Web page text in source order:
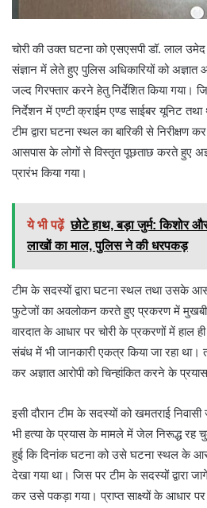
चोरी की उक्त घटना को एसएसपी डॉ. लाल
संज्ञान में लेते हुए पुलिस अधिकारियों को अज्ञात
जल्द गिरफ्तार करने हेतु निर्देशित किया गया।
निर्देशन में एण्टी क्राईम एण्ड साईबर यूनिट तथा
टीम द्वारा घटना स्थल का बारिकी से निरीक्षण
आसपास के लोगों से विस्तृत पूछताछ करते हुए
प्रारंभ किया गया।
ये भी पढ़ें छोटे हाथ, बड़ा जुर्म: किशोर
लाखों का माल, पुलिस ने की धरपकड़
टीम के सदस्यों द्वारा घटना स्थल तथा उसके
फुटेजों का अवलोकन करते हुए प्रकरण में
वारदात के आधार पर चोरी के प्रकरणों में हाल
संबंध में भी जानकारी एकत्र किया जा रहा था।
कर अज्ञात आरोपी को चिन्हांकित करने के
इसी दौरान टीम के सदस्यों को खमतराई निवासी
भी हत्या के प्रयास के मामले में जेल निरूद्ध रह
हुई कि दिनांक घटना को उसे घटना स्थल के
देखा गया था। जिस पर टीम के सदस्यों द्वारा
कर उसे पकड़ा गया। प्राप्त साक्ष्यों के आधार